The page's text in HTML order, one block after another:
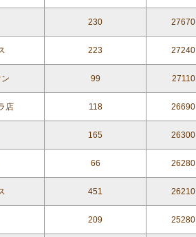
230 27670
223 27240
99 27110
店 118 26690
165 26300
66 26280
451 26210
209 25280